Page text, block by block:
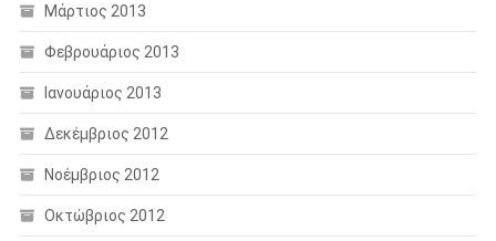
Μάρτιος 2013
Φεβρουάριος 2013
Ιανουάριος 2013
Δεκέμβριος 2012
Νοέμβριος 2012
Οκτώβριος 2012